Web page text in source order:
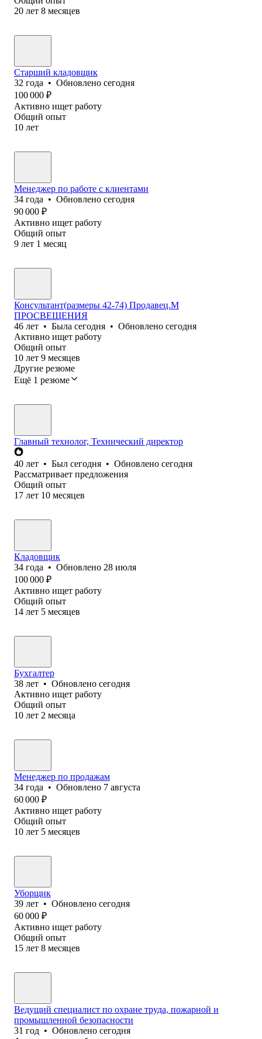
20 лет 8 месяцев
Старший кладовщик
32 года • Обновлено сегодня
100 000 ₽
Активно ищет работу
Общий опыт
10 лет
Менеджер по работе с клиентами
34 года • Обновлено сегодня
90 000 ₽
Активно ищет работу
Общий опыт
9 лет 1 месяц
Консультант(размеры 42-74) Продавец.М
ПРОСВЕЩЕНИЯ
46 лет • Была сегодня • Обновлено сегодня
Активно ищет работу
Общий опыт
10 лет 9 месяцев
Другие резюме
Ещё 1 резюме
Главный технолог, Технический директор
40 лет • Был сегодня • Обновлено сегодня
Рассматривает предложения
Общий опыт
17 лет 10 месяцев
Кладовщик
34 года • Обновлено 28 июля
100 000 ₽
Активно ищет работу
Общий опыт
14 лет 5 месяцев
Бухгалтер
38 лет • Обновлено сегодня
Активно ищет работу
Общий опыт
10 лет 2 месяца
Менеджер по продажам
34 года • Обновлено 7 августа
60 000 ₽
Активно ищет работу
Общий опыт
10 лет 5 месяцев
Уборщик
39 лет • Обновлено сегодня
60 000 ₽
Активно ищет работу
Общий опыт
15 лет 8 месяцев
Ведущий специалист по охране труда, пожарной и
промышленной безопасности
31 год • Обновлено сегодня